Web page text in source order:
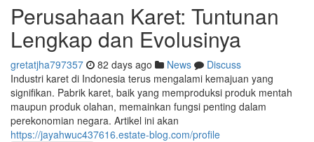
Perusahaan Karet: Tuntunan
Lengkap dan Evolusinya
gretatjha797357 82 days ago News
Discuss
Industri karet di Indonesia terus mengalami kemajuan yang
signifikan. Pabrik karet, baik yang memproduksi produk mentah
maupun produk olahan, memainkan fungsi penting dalam
perekonomian negara. Artikel ini akan
https://jayahwuc437616.estate-blog.com/profile